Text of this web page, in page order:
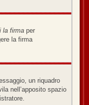
la firma per
la firma
un riquadro
nell’apposito spazio